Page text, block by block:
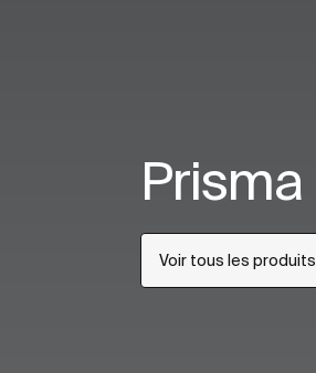
Prisma
Voir tous les produits